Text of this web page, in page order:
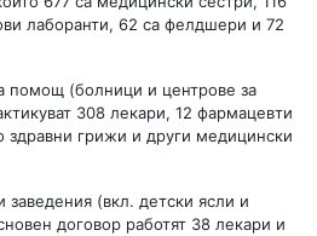
лаборанти, 62 са фелдшери и 72
помощ (болници и центрове за
308 лекари, 12 фармацевти
здравни грижи и други медицински
заведения (вкл. детски ясли и
договор работят 38 лекари и